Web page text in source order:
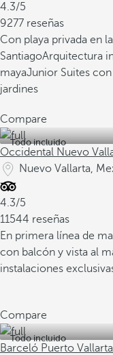
4.3/5
9277 reseñas
Con playa privada en
SantiagoArquitectura
mayaJunior Suites
jardines
Compare
Todo incluido
Occidental Nuevo
Nuevo Vallarta,
4.3/5
11544 reseñas
En primera línea de
con balcón y vista al
instalaciones
Compare
Todo incluido
Barceló Puerto